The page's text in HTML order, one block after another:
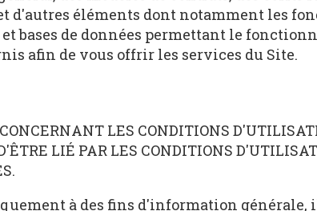
d'autres éléments dont notamment les
bases de données permettant le
afin de vous offrir les services du Site.
LES CONDITIONS
LIÉ PAR LES CONDITIONS
à des fins d'information générale,